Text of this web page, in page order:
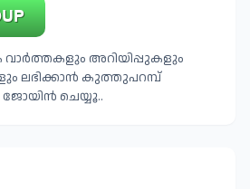
അറിയിപ്പുകളും
ലഭിക്കാൻ കുത്തുപറമ്പ്
ജോയിൻ ചെയ്യൂ..